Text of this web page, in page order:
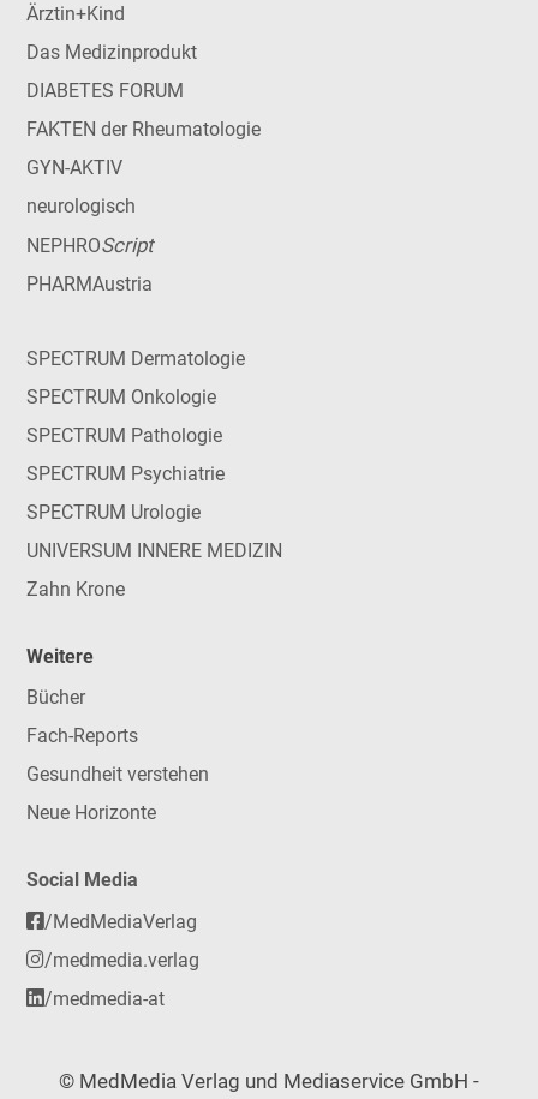
Ärztin+Kind
Das Medizinprodukt
DIABETES FORUM
FAKTEN der Rheumatologie
GYN-AKTIV
neurologisch
NEPHROScript
PHARMAustria
SPECTRUM Dermatologie
SPECTRUM Onkologie
SPECTRUM Pathologie
SPECTRUM Psychiatrie
SPECTRUM Urologie
UNIVERSUM INNERE MEDIZIN
Zahn Krone
Weitere
Bücher
Fach-Reports
Gesundheit verstehen
Neue Horizonte
Social Media
/MedMediaVerlag
/medmedia.verlag
/medmedia-at
© MedMedia Verlag und Mediaservice GmbH -